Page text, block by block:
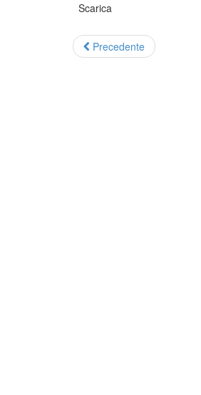
Scarica
Precedente